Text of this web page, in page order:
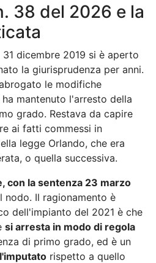
38 del 2026 e la
dicembre 2019 si è aperto
la giurisprudenza per anni.
le modifiche
mantenuto l'arresto della
grado. Restava da capire
ai fatti commessi in
legge Orlando, che era
o quella successiva.
con la sentenza 23 marzo
nodo. Il ragionamento è
dell'impianto del 2021 è che
si arresta in modo di regola
di primo grado, ed è un
rispetto a quello